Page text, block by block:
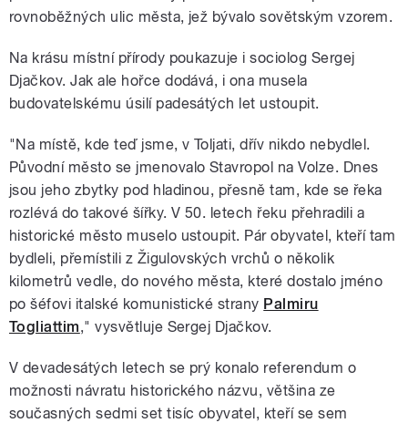
rovnoběžných ulic města, jež bývalo sovětským vzorem.
Na krásu místní přírody poukazuje i sociolog Sergej
Djačkov. Jak ale hořce dodává, i ona musela
budovatelskému úsilí padesátých let ustoupit.
"Na místě, kde teď jsme, v Toljati, dřív nikdo nebydlel.
Původní město se jmenovalo Stavropol na Volze. Dnes
jsou jeho zbytky pod hladinou, přesně tam, kde se řeka
rozlévá do takové šířky. V 50. letech řeku přehradili a
historické město muselo ustoupit. Pár obyvatel, kteří tam
bydleli, přemístili z Žigulovských vrchů o několik
kilometrů vedle, do nového města, které dostalo jméno
po šéfovi italské komunistické strany Palmiru
Togliattim," vysvětluje Sergej Djačkov.
V devadesátých letech se prý konalo referendum o
možnosti návratu historického názvu, většina ze
současných sedmi set tisíc obyvatel, kteří se sem